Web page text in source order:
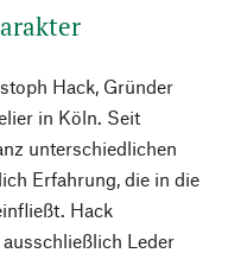
Hack, Gründer
in Köln. Seit
unterschiedlichen
Erfahrung, die in die
Hack
Leder